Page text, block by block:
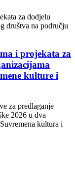
i projekata za
kulture i
za predlaganje
2026 u dva
kultura i